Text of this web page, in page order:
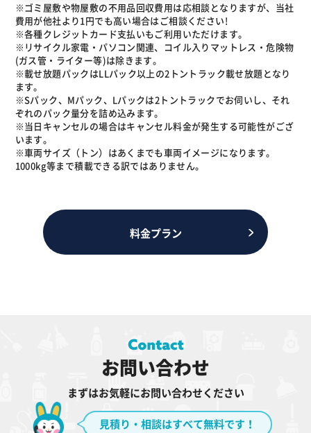
※ゴミ屋敷や物屋敷の不用品回収費用は応相談となりますが、当社
費用が他社より1円でも高い場合はご相談ください!
※各種クレジットカード支払いもご利用いただけます。
※リサイクル家電・パソコン関連、コイル入りマットレス・危険物
(ガス管・ライター等)は除きます。
※載せ放題パックはLLパック以上の2トントラック載せ放題となり
ます。
※Sパック、Mパック、Lパックは2トントラックでお伺いし、それ
ぞれのパック量分を詰め込みます。
※当日キャンセルの場合はキャンセル料金が発生する可能性がござ
います。
※車両サイズ（トン）はあくまでも車両イメージになります。
1000kg等まで積載できる訳ではありません。
料金プラン
お問い合わせ
まずはお気軽にお問い合わせください
見積り・相談はすべて無料です！